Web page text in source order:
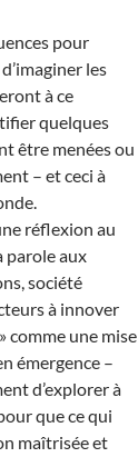
pour
les
à ce
quelques
être menées ou
– et ceci à
réflexion au
parole aux
société
à innover
comme une mise
émergence –
d’explorer à
que ce qui
maîtrisée et